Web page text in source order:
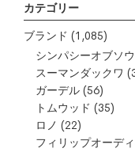
カテゴリー
ブランド (1,085)
シンパシーオブソ
スーマンダックワ
ガーデル (56)
トムウッド (35)
ロノ (22)
フィリップオーデ